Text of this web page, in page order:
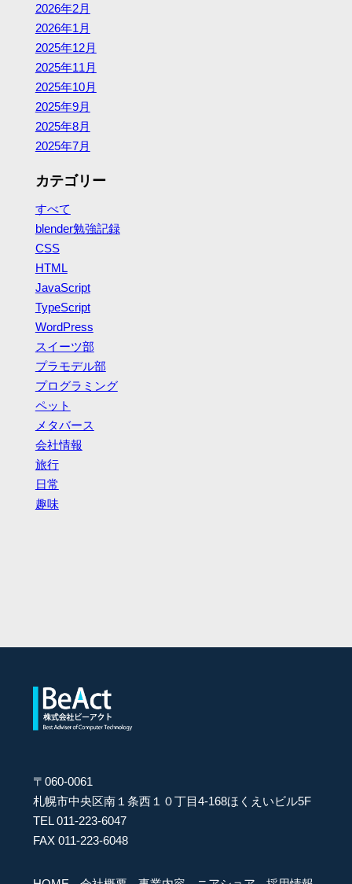
2026年2月
2026年1月
2025年12月
2025年11月
2025年10月
2025年9月
2025年8月
2025年7月
カテゴリー
すべて
blender勉強記録
CSS
HTML
JavaScript
TypeScript
WordPress
スイーツ部
プラモデル部
プログラミング
ペット
メタバース
会社情報
旅行
日常
趣味
〒060-0061
札幌市中央区南１条西１０丁目4-168ほくえいビル5F
TEL 011-223-6047
FAX 011-223-6048